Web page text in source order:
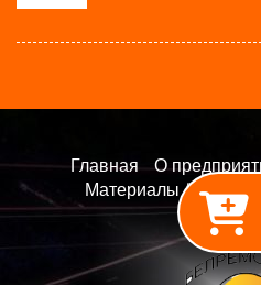
Главная О
Материалы /